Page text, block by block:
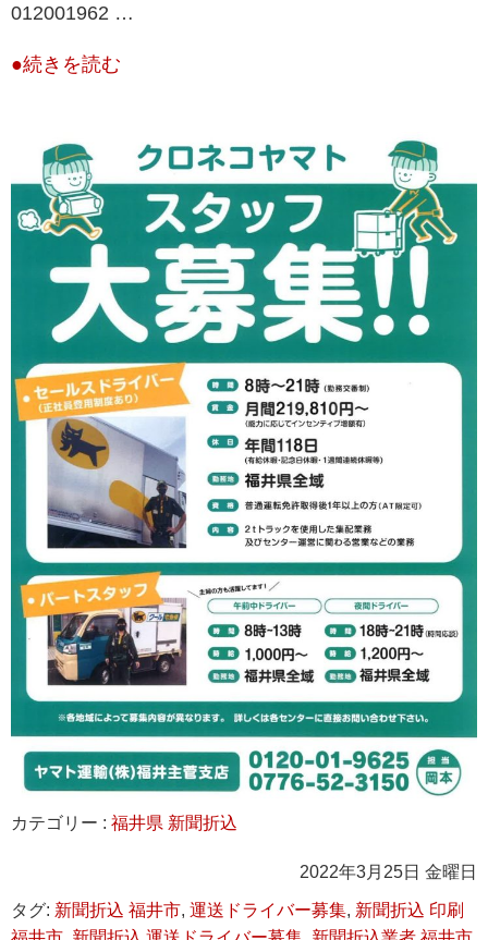
012001962 …
●続きを読む
カテゴリー : 福井県 新聞折込
2022年3月25日 金曜日
タグ: 新聞折込 福井市, 運送ドライバー募集, 新聞折込 印刷